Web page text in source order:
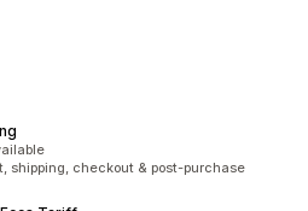
shipping, checkout & post-purchase